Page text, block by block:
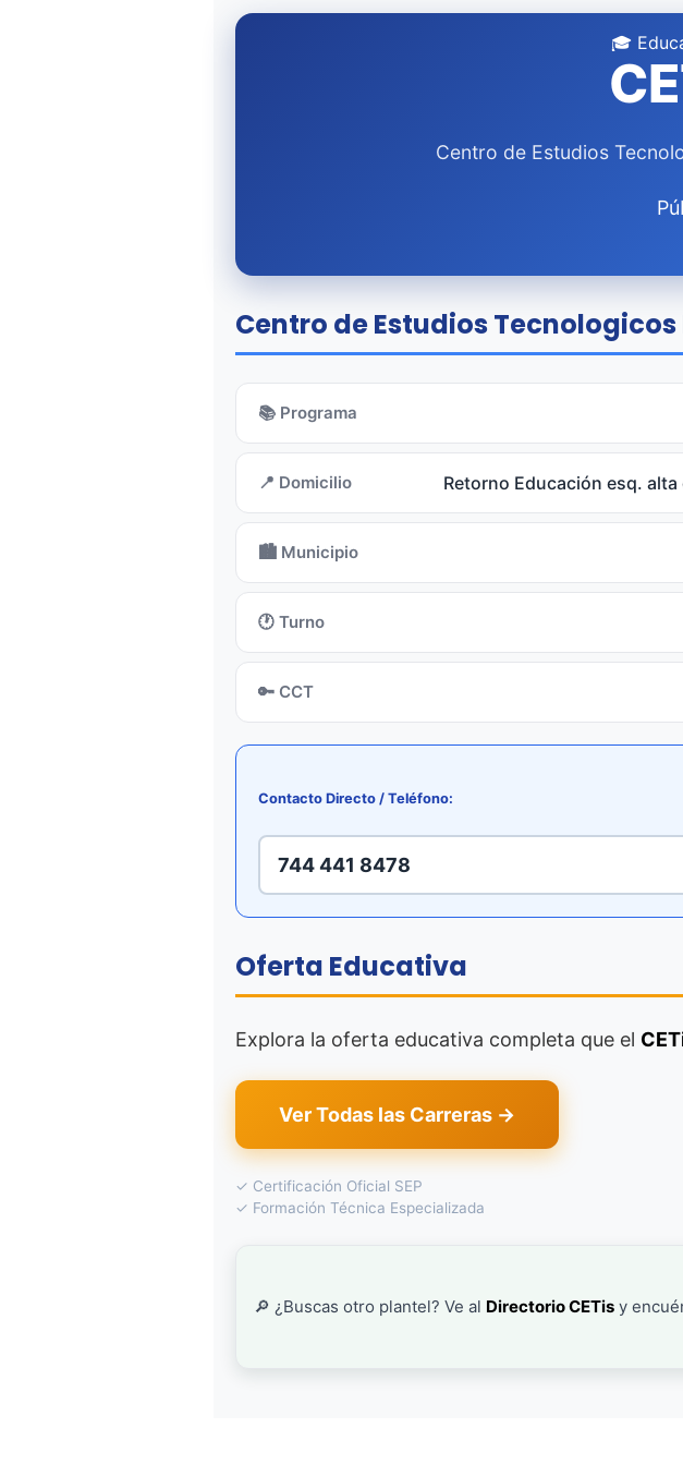
🎓
Centro de Estudios
Centro de Estudios Tecnologicos
📚 Programa
📍 Domicilio Retorno Educación esq.
🏙️ Municipio
🕐 Turno
🔑 CCT
Contacto Directo / Teléfono:
744 441 8478
Oferta Educativa
Explora la oferta educativa completa que el
Ver Todas las Carreras →
✓ Certificación Oficial SEP
✓ Formación Técnica Especializada
🔎 ¿Buscas otro plantel? Ve al Directorio CETis y